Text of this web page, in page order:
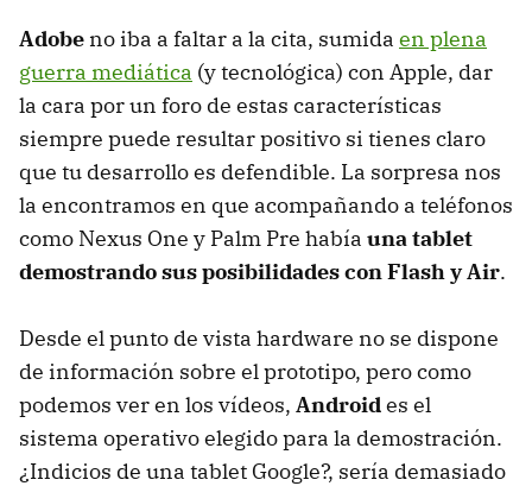
Adobe no iba a faltar a la cita, sumida en plena
guerra mediática (y tecnológica) con Apple, dar
la cara por un foro de estas características
siempre puede resultar positivo si tienes claro
que tu desarrollo es defendible. La sorpresa nos
la encontramos en que acompañando a teléfonos
como Nexus One y Palm Pre había una tablet
demostrando sus posibilidades con Flash y Air.
Desde el punto de vista hardware no se dispone
de información sobre el prototipo, pero como
podemos ver en los vídeos, Androides el
sistema operativo elegido para la demostración.
¿Indicios de una tablet Google?, sería demasiado